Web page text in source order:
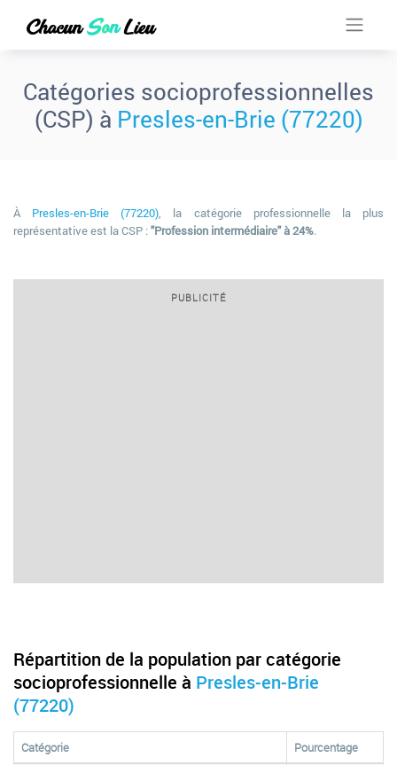
Catégories socioprofessionnelles
(CSP) à Presles-en-Brie (77220)
À Presles-en-Brie (77220), la catégorie professionnelle la plus
représentative est la CSP :"Profession intermédiaire" à 24%.
PUBLICITÉ
Répartition de la population par catégorie
socioprofessionnelle à Presles-en-Brie
(77220)
Catégorie
Pourcentage